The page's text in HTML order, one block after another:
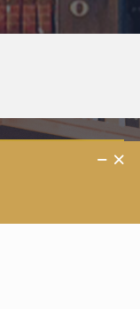
校硕士offer!